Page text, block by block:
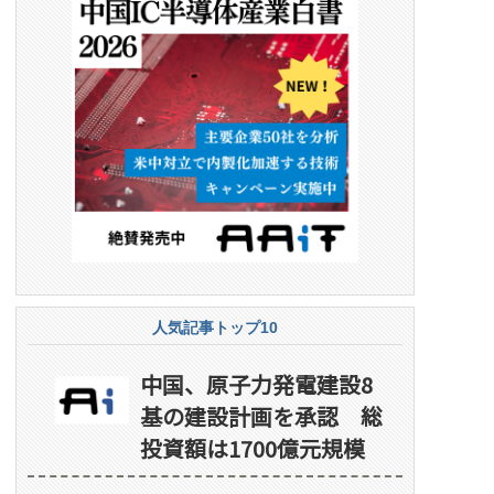
人気記事トップ10
中国、原子力発電建設8
基の建設計画を承認 総
投資額は1700億元規模